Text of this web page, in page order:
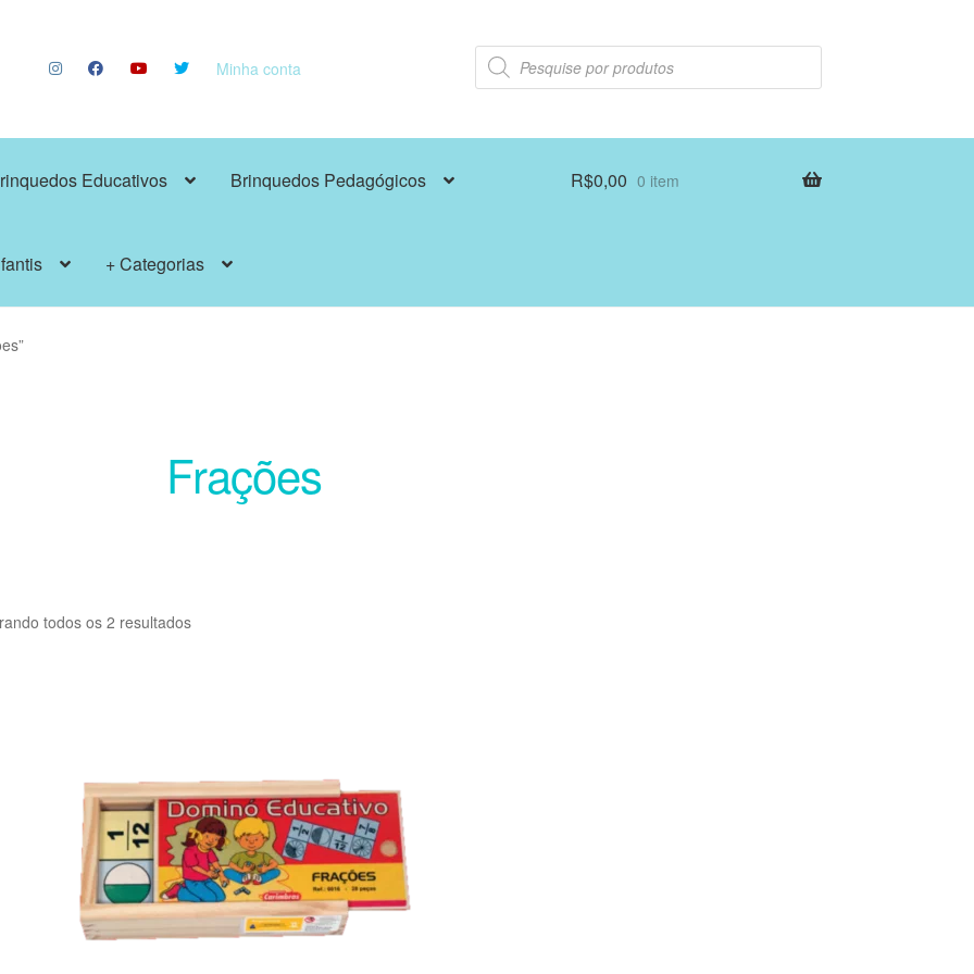
Minha conta
Pesquisar
produtos
Educativos Brinquedos Pedagógicos
+ Categorias
R$0,00 0 item
Frações
todos os 2 resultados